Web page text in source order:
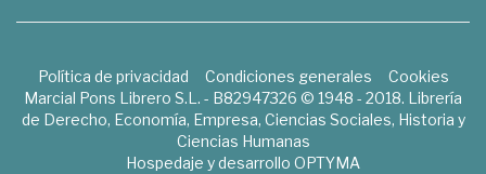
Política de privacidad Condiciones generales
Cookies
Marcial Pons Librero S.L. - B82947326 © 1948 - 2018. Librería
de Derecho, Economía, Empresa, Ciencias Sociales, Historia y
Ciencias Humanas
Hospedaje y desarrollo OPTYMA